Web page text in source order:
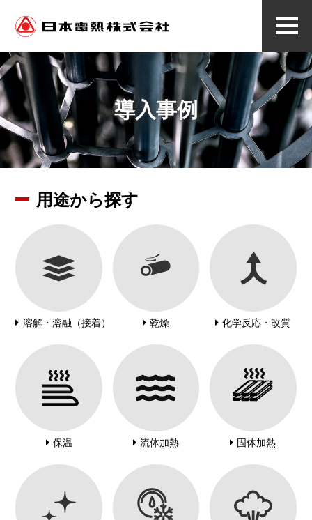
メ
ニ
ー
導入事例
用途から探す
溶解・溶融（接着） 乾燥 化学反応・改質
保温 流体加熱 固体加熱